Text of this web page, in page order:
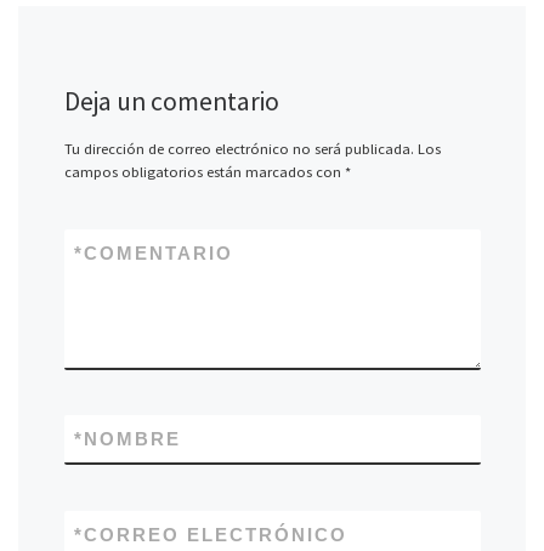
Deja un comentario
Tu dirección de correo electrónico no será publicada. Los
campos obligatorios están marcados con *
COMENTARIO
*
NOMBRE
*
CORREO ELECTRÓNICO
*